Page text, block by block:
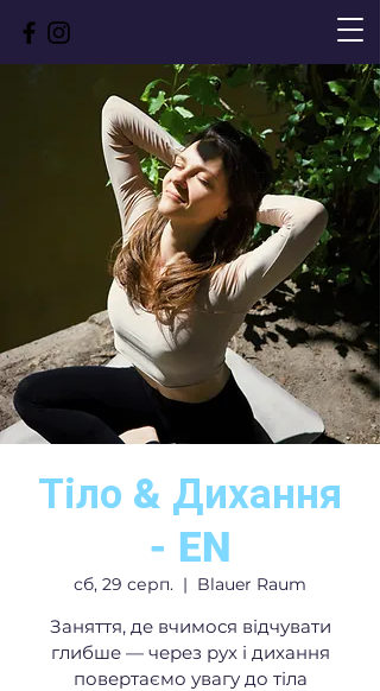
Тіло & Дихання
- EN
сб, 29 серп.
  |
Blauer Raum
Заняття, де вчимося відчувати
глибше — через рух і дихання
повертаємо увагу до тіла